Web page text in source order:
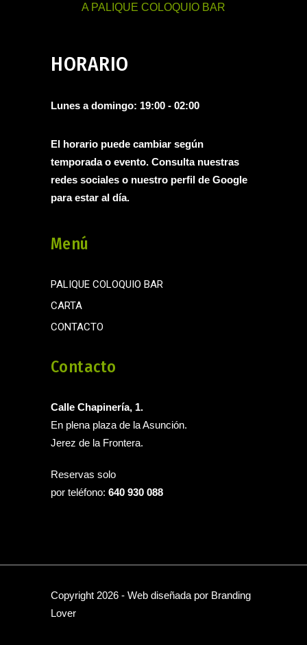
A PALIQUE COLOQUIO BAR
HORARIO
Lunes a domingo: 19:00 - 02:00
El horario puede cambiar según
temporada o evento. Consulta nuestras
redes sociales o nuestro perfil de Google
para estar al día.
Menú
PALIQUE COLOQUIO BAR
CARTA
CONTACTO
Contacto
Calle Chapinería, 1.
En plena plaza de la Asunción.
Jerez de la Frontera.
Reservas solo
por teléfono: 640 930 088
Copyright 2026 - Web diseñada por Branding
Lover